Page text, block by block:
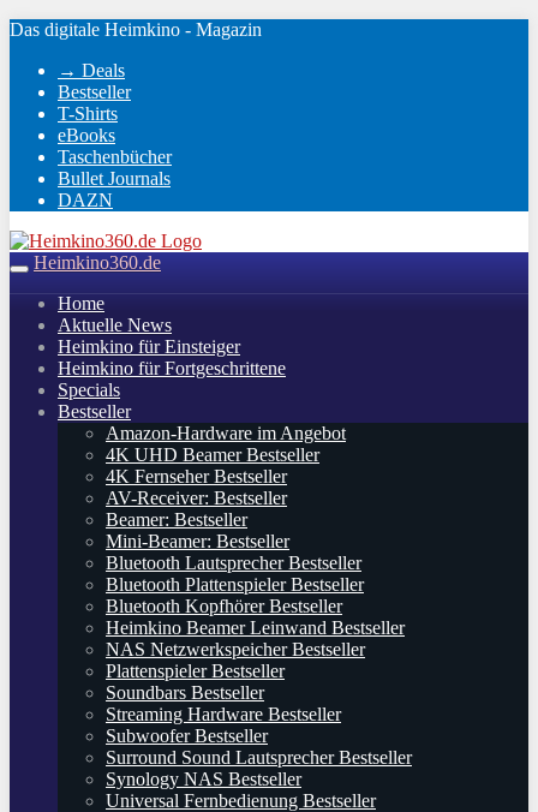
Skip
main
content
Das digitale Heimkino - Magazin
→ Deals
Bestseller
T-Shirts
eBooks
Taschenbücher
Bullet Journals
DAZN
Toggle
navigation
Heimkino360.de
Home
Aktuelle News
Heimkino für Einsteiger
Heimkino für Fortgeschrittene
Specials
Bestseller
Amazon-Hardware im Angebot
4K UHD Beamer Bestseller
4K Fernseher Bestseller
AV-Receiver: Bestseller
Beamer: Bestseller
Mini-Beamer: Bestseller
Bluetooth Lautsprecher Bestseller
Bluetooth Plattenspieler Bestseller
Bluetooth Kopfhörer Bestseller
Heimkino Beamer Leinwand Bestseller
NAS Netzwerkspeicher Bestseller
Plattenspieler Bestseller
Soundbars Bestseller
Streaming Hardware Bestseller
Subwoofer Bestseller
Surround Sound Lautsprecher Bestseller
Synology NAS Bestseller
Universal Fernbedienung Bestseller